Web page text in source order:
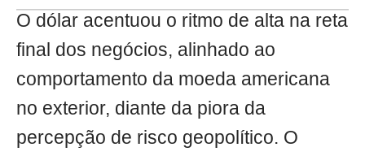
O dólar acentuou o ritmo de alta na reta
final dos negócios, alinhado ao
comportamento da moeda americana
no exterior, diante da piora da
percepção de risco geopolítico. O